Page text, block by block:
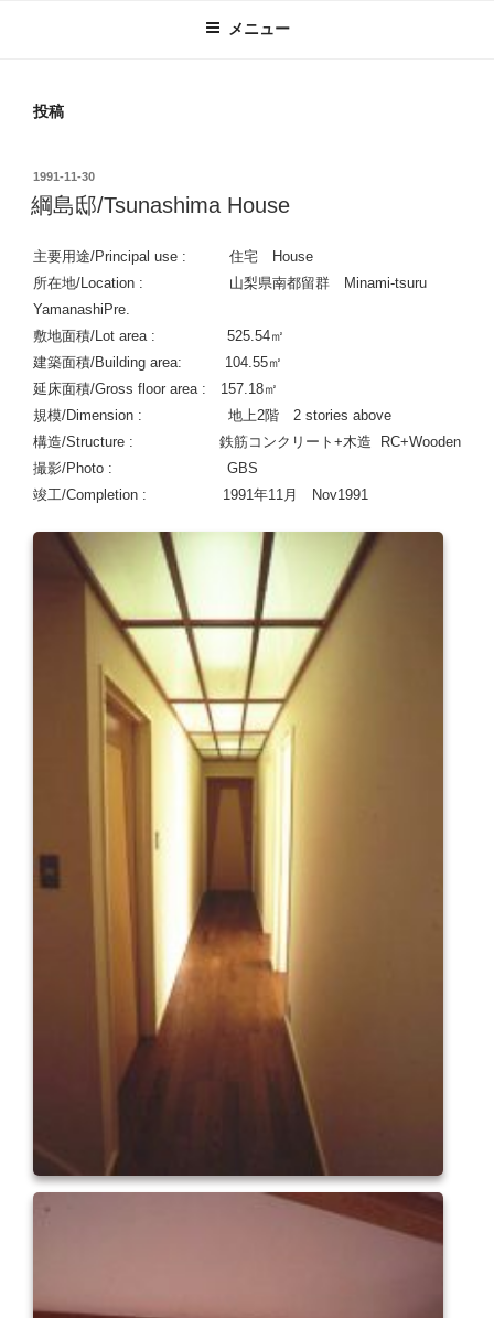
メニュー
投稿
投
稿
日:
1991-11-30
綱島邸/Tsunashima House
主要用途/Principal use : 住宅 House
所在地/Location : 山梨県南都留群 Minami-tsuru
YamanashiPre.
敷地面積/Lot area : 525.54㎡
建築面積/Building area: 104.55㎡
延床面積/Gross floor area : 157.18㎡
規模/Dimension : 地上2階 2 stories above
構造/Structure : 鉄筋コンクリート+木造 RC+Wooden
撮影/Photo : GBS
竣工/Completion : 1991年11月 Nov1991